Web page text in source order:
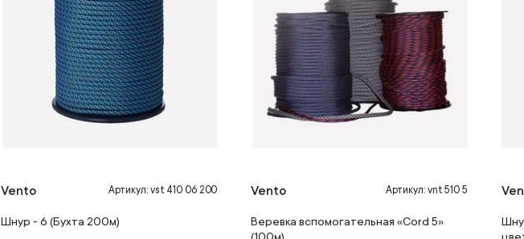
Vento Артикул: vst 410 06 200
Шнур - 6 (Бухта 200м)
Vento Артикул: vnt 510 5
Веревка вспомогательная «Cord 5»